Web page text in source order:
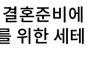
혼준비에
위한 세테